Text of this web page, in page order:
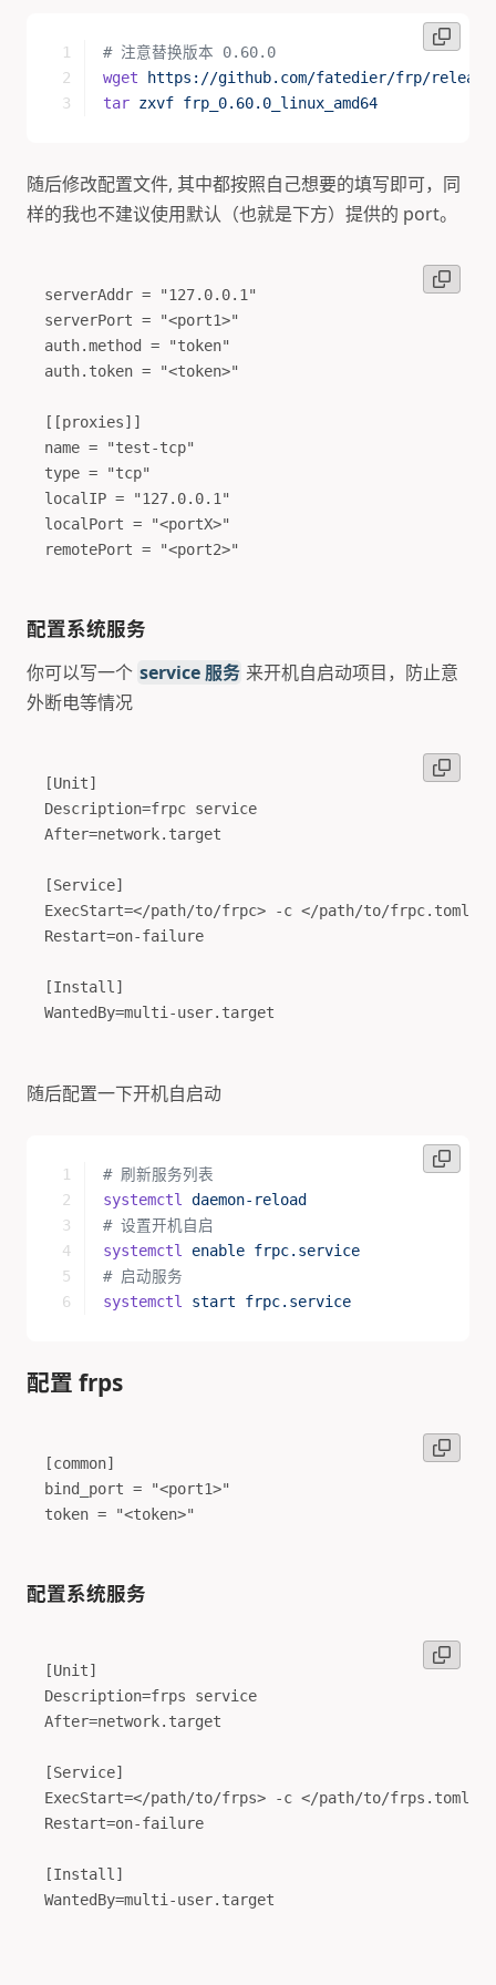
# 注意替换版本 0.60.0
wget https://github.com/fatedier/frp/
tar zxvf frp_0.60.0_linux_amd64
随后修改配置文件, 其中都按照自己想要的填写即可，同
样的我也不建议使用默认（也就是下方）提供的 port。
serverAddr = "127.0.0.1"
serverPort = "<port1>"
auth.method = "token"
auth.token = "<token>"
[[proxies]]
name = "test-tcp"
type = "tcp"
localIP = "127.0.0.1"
localPort = "<portX>"
配置系统服务
你可以写一个 service 服务 来开机自启动项目，防止意
外断电等情况
[Unit]
Description=frpc service
After=network.target
[Service]
ExecStart=</path/to/frpc> -c </path/to/frpc.toml>
Restart=on-failure
[Install]
随后配置一下开机自启动
# 刷新服务列表
systemctl
daemon-reload
# 设置开机自启
systemctl
enable frpc.service
# 启动服务
systemctl
start frpc.service
配置 frps
[common]
bind_port = "<port1>"
配置系统服务
[Unit]
Description=frps service
After=network.target
[Service]
ExecStart=</path/to/frps> -c </path/to/frps.toml>
Restart=on-failure
[Install]
WantedBy=multi-user.target